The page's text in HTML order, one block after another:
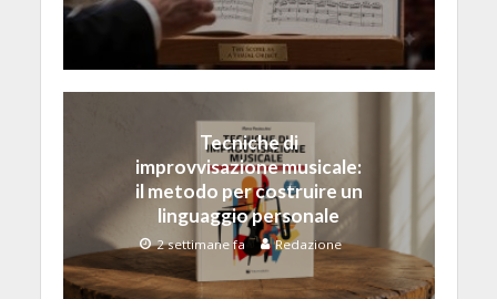
Tecniche di
improvvisazione musicale:
il metodo per costruire un
linguaggio personale
2 settimane fa Redazione